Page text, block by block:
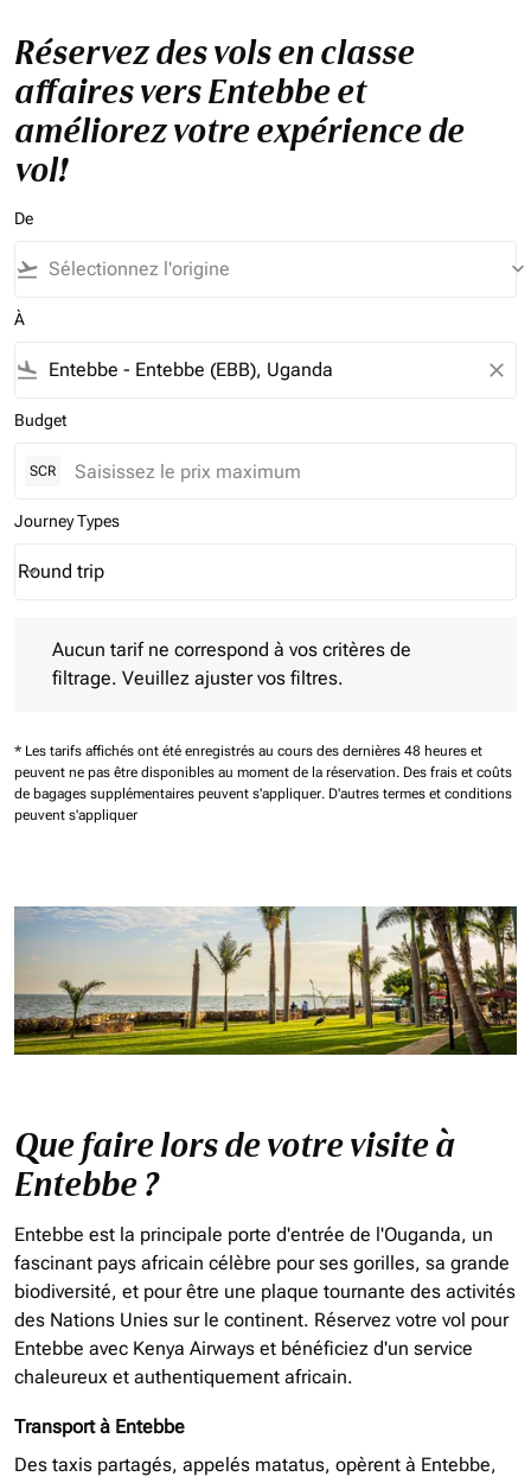
Réservez des vols en classe
affaires vers Entebbe et
améliorez votre expérience de
vol!
De
flight_takeoff keyboard_arrow_down
À
flight_land close
Budget
SCR
Journey Types
Journey Types option Round trip Selected
Round trip
keyboard_arrow_down
Aucun tarif ne correspond à vos critères de
filtrage. Veuillez ajuster vos filtres.
* Les tarifs affichés ont été enregistrés au cours des dernières 48 heures et
peuvent ne pas être disponibles au moment de la réservation. Des frais et coûts
de bagages supplémentaires peuvent s'appliquer. D'autres termes et conditions
peuvent s'appliquer
Que faire lors de votre visite à
Entebbe ?
Entebbe est la principale porte d'entrée de l'Ouganda, un
fascinant pays africain célèbre pour ses gorilles, sa grande
biodiversité, et pour être une plaque tournante des activités
des Nations Unies sur le continent. Réservez votre vol pour
Entebbe avec Kenya Airways et bénéficiez d'un service
chaleureux et authentiquement africain.
Transport à Entebbe
Des taxis partagés, appelés matatus, opèrent à Entebbe,